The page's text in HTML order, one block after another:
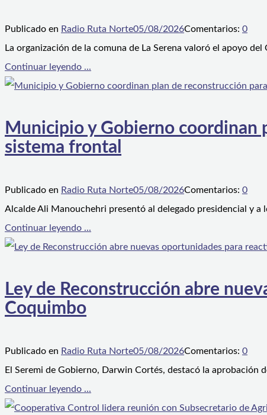
Publicado en Radio Ruta Norte05/08/2026Comentarios: 0
La organización de la comuna de La Serena valoró el apoyo
Continuar leyendo ...
Municipio y Gobierno coordinan
sistema frontal
Publicado en Radio Ruta Norte05/08/2026Comentarios: 0
Alcalde Ali Manouchehri presentó al delegado presidencial y
Continuar leyendo ...
Ley de Reconstrucción abre
Coquimbo
Publicado en Radio Ruta Norte05/08/2026Comentarios: 0
El Seremi de Gobierno, Darwin Cortés, destacó la
Continuar leyendo ...